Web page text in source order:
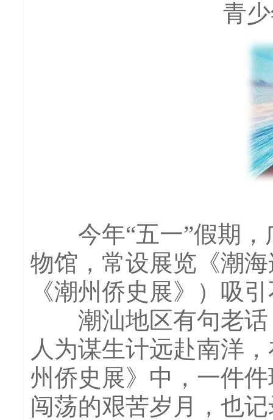
青
今年“五一”假期，
物馆，常设展览《潮
《潮州侨史展》）吸
潮汕地区有句老话
人为谋生计远赴南洋
州侨史展》中，一件
闯荡的艰苦岁月，也